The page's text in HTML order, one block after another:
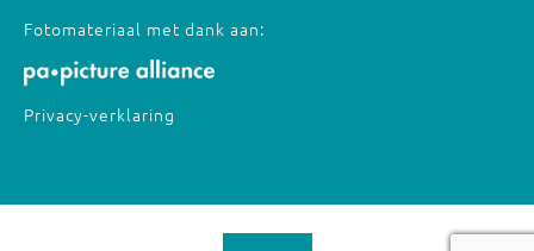
Fotomateriaal met dank aan:
Privacy-verklaring